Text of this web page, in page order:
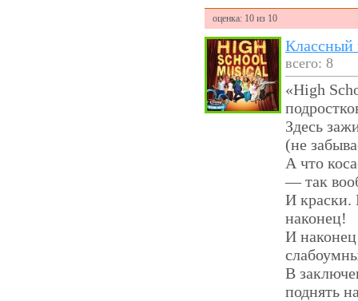
оценка: 10 из 10
всего: 8
«High
Здесь
(не
А что
— так
И краски.
наконец!
И
В
поднять